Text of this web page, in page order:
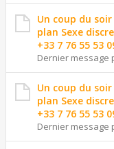
Un coup du
plan Sexe
+33 7 76 55 53
Dernier message
Un coup du
plan Sexe
+33 7 76 55 53
Dernier message